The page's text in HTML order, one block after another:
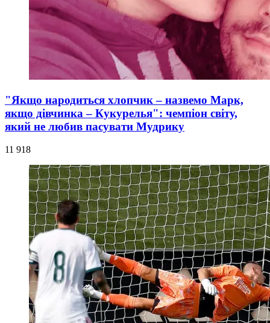
"Якщо народиться хлопчик – назвемо Марк,
якщо дівчинка – Кукурелья": чемпіон світу,
який не любив пасувати Мудрику
11 918